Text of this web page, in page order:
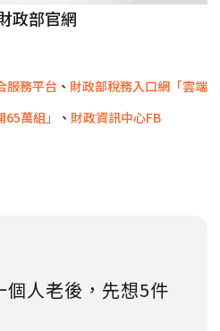
政部官網
服務平台 、 財政部稅務入口網「雲端
萬組」
、 財政資訊中心FB
個人老後，先想5件